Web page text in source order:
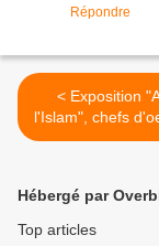
Répondre
< Exposition "Arts de
l'Islam", chefs
la collection
Hébergé par
Top articles